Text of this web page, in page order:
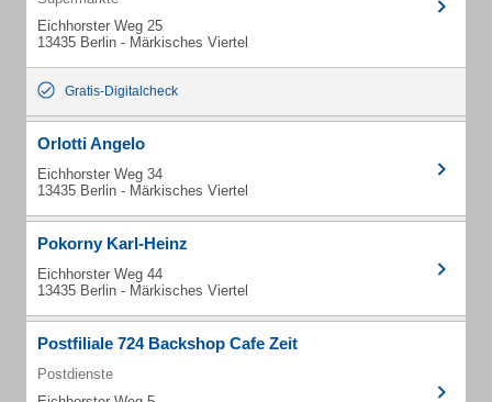
Eichhorster Weg 25
13435 Berlin - Märkisches Viertel
Gratis-Digitalcheck
Orlotti Angelo
Eichhorster Weg 34
13435 Berlin - Märkisches Viertel
Pokorny Karl-Heinz
Eichhorster Weg 44
13435 Berlin - Märkisches Viertel
Postfiliale 724 Backshop Cafe Zeit
Postdienste